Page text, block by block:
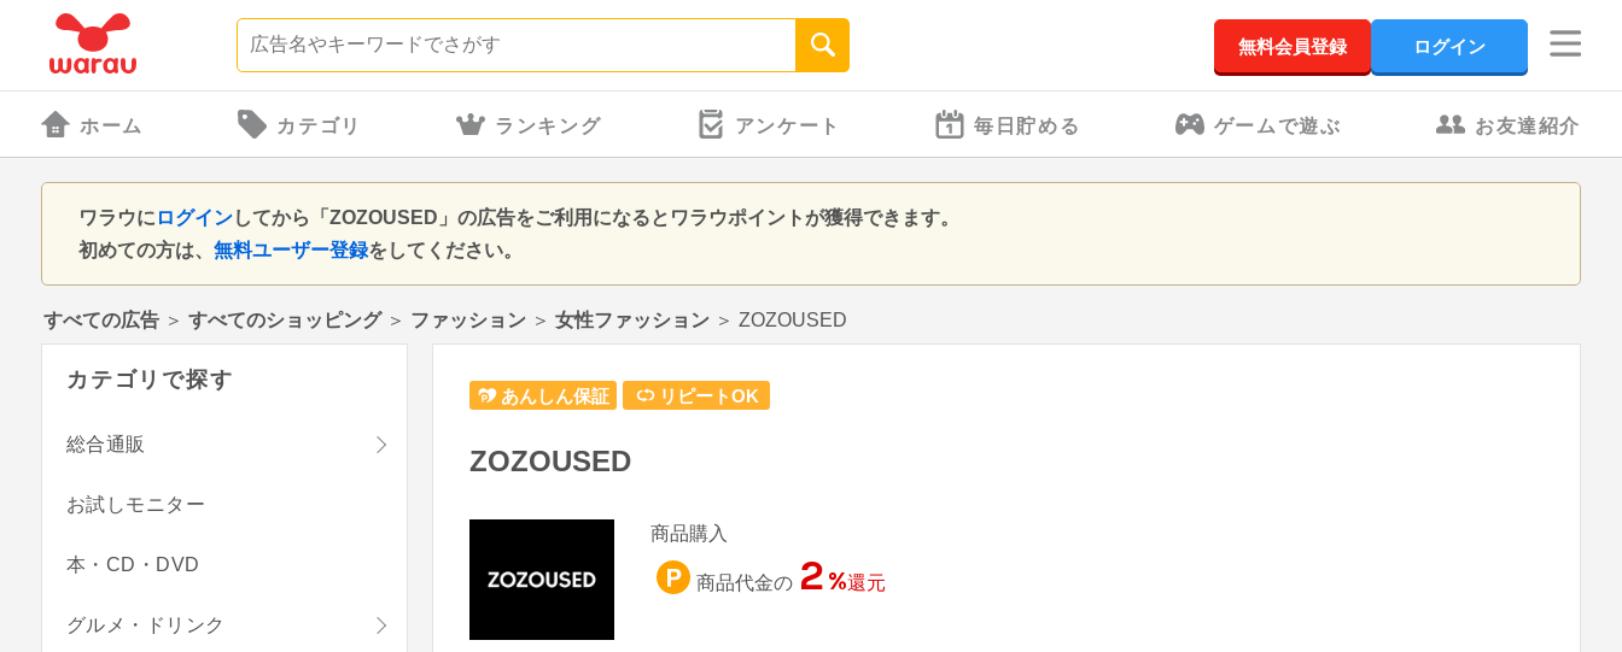
無料会員登録 ログイン
ホーム カテゴリ ランキング アンケート 毎日貯める ゲームで遊ぶ お友達紹介
ワラウに ログインしてから「ZOZOUSED」の広告をご利用になるとワラウポイントが獲得できます。
初めての方は、 無料ユーザー登録をしてください。
すべての広告 ＞ すべてのショッピング＞ ファッション ＞ 女性ファッション ＞ ZOZOUSED
あんしん保証 リピートOK
ZOZOUSED
商品購入
商品代金の 2%還元
カテゴリで探す
総合通販
お試しモニター
本・CD・DVD
グルメ・ドリンク